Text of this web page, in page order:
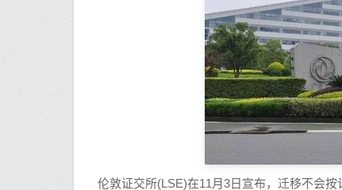
伦敦证交所(LSE)在11月3日宣布，迁移不会